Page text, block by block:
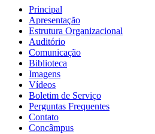
Principal
Apresentação
Estrutura Organizacional
Auditório
Comunicação
Biblioteca
Imagens
Vídeos
Boletim de Serviço
Perguntas Frequentes
Contato
Concâmpus